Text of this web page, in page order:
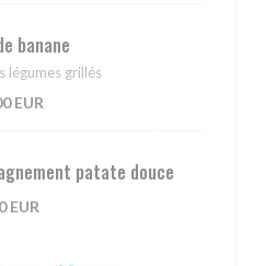
banane
légumes grillés
EUR
patate douce
EUR